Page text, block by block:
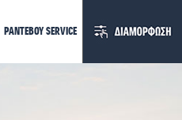
ΡΑΝΤΕΒΟΥ SERVICE